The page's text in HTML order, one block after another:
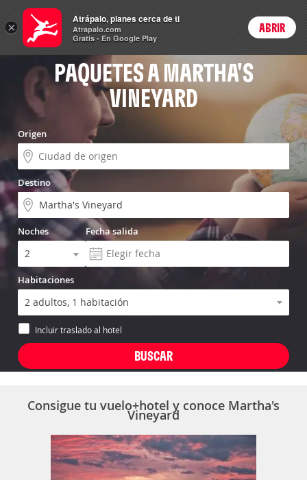
Vuelo+Hotel Login
PAQUETES A MARTHA'S
VINEYARD
Origen
Destino
Noches Fecha salida
Habitaciones
Incluir traslado al hotel
Consigue tu vuelo+hotel y conoce Martha's
Vineyard
×
Atrápalo, planes cerca de ti
Atrapalo.com
Gratis - En Google Play
ABRIR